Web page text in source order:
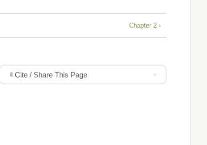
Chapter 2 ›
Cite / Share This Page